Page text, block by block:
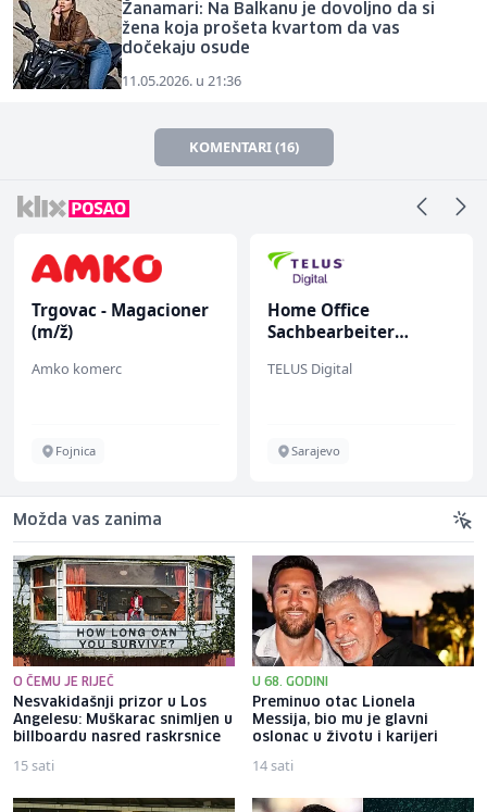
Žanamari: Na Balkanu je dovoljno da si
žena koja prošeta kvartom da vas
dočekaju osude
11.05.2026. u 21:36
KOMENTARI (16)
Trgovac - Magacioner
(m/ž)
Amko komerc
Fojnica
Home Office
Sachbearbeiter
bekannten deutschen
TELUS Digital
Sarajevo
Možda vas zanima
O ČEMU JE RIJEČ
Nesvakidašnji prizor u Los
Angelesu: Muškarac snimljen u
billboardu nasred raskrsnice
15 sati
U 68. GODINI
Preminuo otac Lionela
Messija, bio mu je glavni
oslonac u životu i karijeri
14 sati